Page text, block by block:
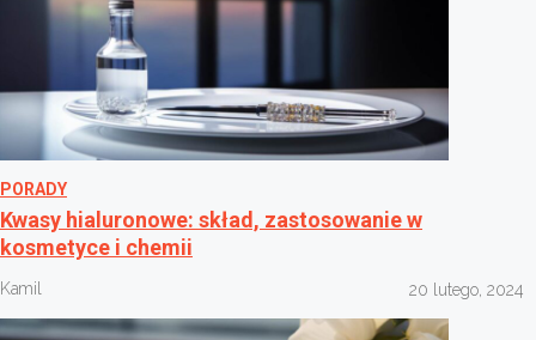
PORADY
Kwasy hialuronowe: skład, zastosowanie w
kosmetyce i chemii
Kamil 20 lutego, 2024